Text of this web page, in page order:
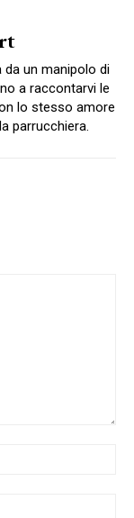
un manipolo di
a raccontarvi le
lo stesso amore
parrucchiera.